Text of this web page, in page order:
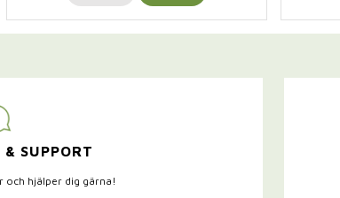
SUPPORT
och hjälper dig gärna!